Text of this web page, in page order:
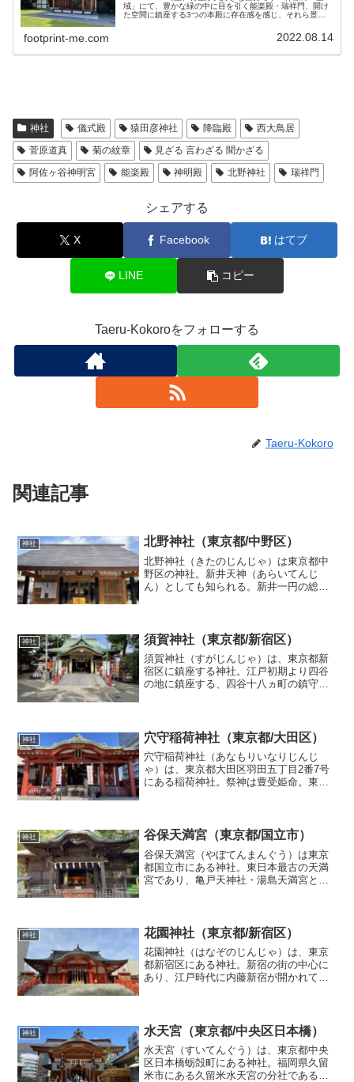
域」にて、豊かな緑の中に目を引く能楽殿・瑞祥門、開け
た空間に鎮座する3つの本殿に存在感を感じ、それら景色
footprint-me.com 2022.08.14
神社 儀式殿 猿田彦神社 降臨殿
西大鳥居
菅原道真
菊の紋章
見ざる 言わざる 聞かざる
阿佐ヶ谷神明宮
能楽殿 神明殿 北野神社 瑞祥門
シェアする
X Facebook はてブ
LINE コピー
Taeru-Kokoroをフォローする
Taeru-Kokoro
関連記事
神社 北野神社（東京都/中野区）
北野神社（きたのじんじゃ）は東京都中
野区の神社。新井天神（あらいてんじ
ん）としても知られる。新井一円の総鎮
る。創建年代は明らかではない...
神社 須賀神社（東京都/新宿区）
須賀神社（すがじんじゃ）は、東京都新
宿区に鎮座する神社。江戸初期より四谷
の地に鎮座する、四谷十八ヵ町の鎮守
賀、須賀し」と宣り給いて、宮...
神社 穴守稲荷神社（東京都/大田区）
穴守稲荷神社（あなもりいなりじんじ
ゃ）は、東京都大田区羽田五丁目2番7号
にある稲荷神社。祭神は豊受姫命。東京
に近い神社という立地から...
神社 谷保天満宮（東京都/国立市）
谷保天満宮（やぼてんまんぐう）は東京
都国立市にある神社。東日本最古の天満
宮であり、亀戸天神社・湯島天満宮と合
が、父を祀る廟を建...
神社 花園神社（東京都/新宿区）
花園神社（はなぞのじんじゃ）は、東京
都新宿区にある神社。新宿の街の中心に
あり、江戸時代に内藤新宿が開かれて以
の街の文化の一翼も担って...
神社 水天宮（東京都/中央区日本橋）
水天宮（すいてんぐう）は、東京都中央
区日本橋蛎殻町にある神社。福岡県久留
米市にある久留米水天宮の分社である。